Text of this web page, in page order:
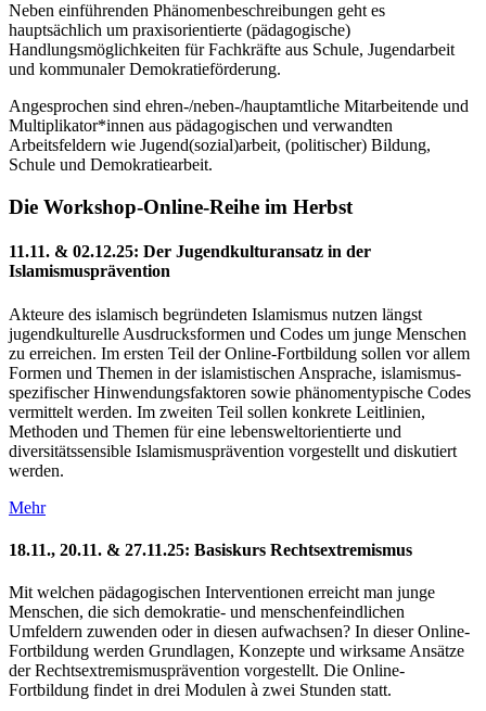
Neben einführenden Phänomenbeschreibungen geht es
hauptsächlich um praxisorientierte (pädagogische)
Handlungsmöglichkeiten für Fachkräfte aus Schule, Jugendarbeit
und kommunaler Demokratieförderung.
Angesprochen sind ehren-/neben-/hauptamtliche Mitarbeitende und
Multiplikator*innen aus pädagogischen und verwandten
Arbeitsfeldern wie Jugend(sozial)arbeit, (politischer) Bildung,
Schule und Demokratiearbeit.
Die Workshop-Online-Reihe im Herbst
11.11. & 02.12.25: Der Jugendkulturansatz in der
Islamismusprävention
Akteure des islamisch begründeten Islamismus nutzen längst
jugend­kulturelle Ausdrucks­formen und Codes um junge Menschen
zu erreichen. Im ersten Teil der Online-Fortbildung sollen vor allem
Formen und Themen in der islamistischen Ansprache, islamismus­
spezifischer Hinwendungs­faktoren sowie phänomen­typische Codes
vermittelt werden. Im zweiten Teil sollen konkrete Leitlinien,
Methoden und Themen für eine lebens­welt­orientierte und
diversitäts­sensible Islamismus­prävention vorgestellt und diskutiert
werden.
Mehr
18.11., 20.11. & 27.11.25: Basiskurs Rechtsextremismus
Mit welchen pädago­gischen Inter­ventionen erreicht man junge
Menschen, die sich demokratie- und menschen­feindlichen
Umfeldern zuwenden oder in diesen aufwachsen? In dieser Online-
Fortbildung werden Grund­lagen, Konzepte und wirksame Ansätze
der Rechts­­extremismus­­prävention vorgestellt. Die Online-
Fortbildung findet in drei Modulen à zwei Stunden statt.